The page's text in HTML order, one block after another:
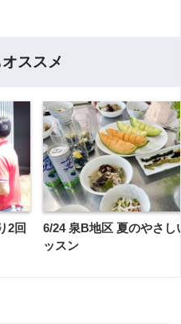
ススメ
2回
6/24 泉B地区 夏のやさし
ッスン